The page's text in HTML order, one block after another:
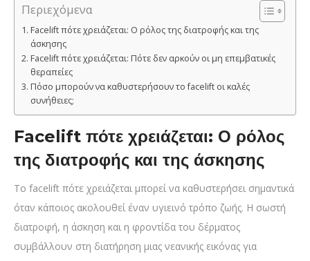
Περιεχόμενα
Facelift πότε χρειάζεται: Ο ρόλος της διατροφής και της
άσκησης
Facelift πότε χρειάζεται: Πότε δεν αρκούν οι μη επεμβατικές
θεραπείες
Πόσο μπορούν να καθυστερήσουν το facelift οι καλές
συνήθειες;
Facelift πότε χρειάζεται: Ο ρόλος
της διατροφής και της άσκησης
Το facelift πότε χρειάζεται μπορεί να καθυστερήσει σημαντικά
όταν κάποιος ακολουθεί έναν υγιεινό τρόπο ζωής. Η σωστή
διατροφή, η άσκηση και η φροντίδα του δέρματος
συμβάλλουν στη διατήρηση μιας νεανικής εικόνας για